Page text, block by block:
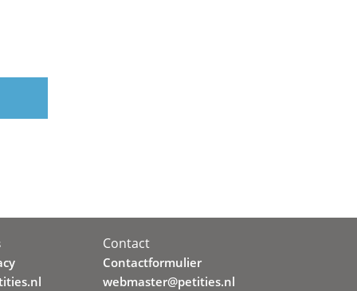
Contact
Contactformulier
webmaster@petities.nl